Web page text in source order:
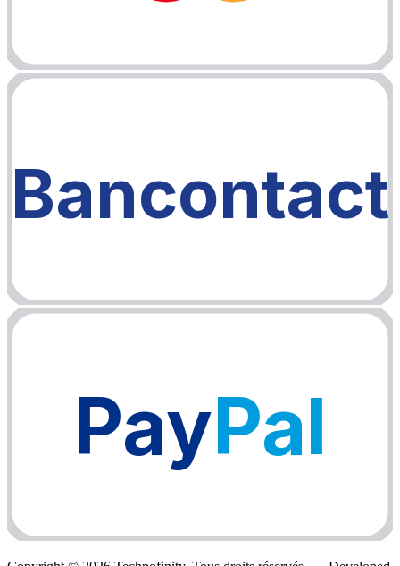
Bancontact
PayPal